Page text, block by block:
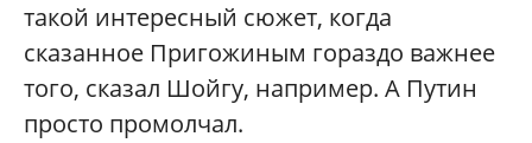
такой интересный сюжет, когда
сказанное Пригожиным гораздо важнее
того, сказал Шойгу, например. А Путин
просто промолчал.